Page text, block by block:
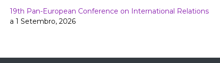
19th Pan-European Conference on International Relations
a 1 Setembro, 2026